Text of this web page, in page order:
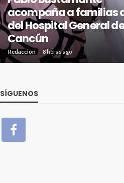
acompaña a familias
del Hospital General de
Cancún
Redacción 8 horas ago
SÍGUENOS